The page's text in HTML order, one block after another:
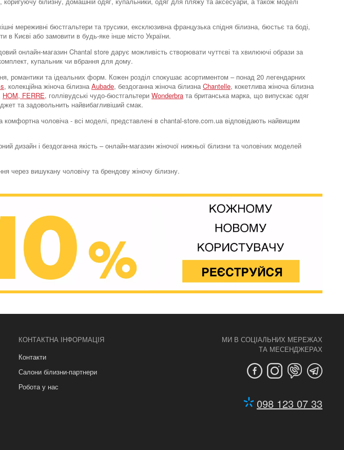
мереживні бюстгальтери та трусики, ексклюзивна французька спідня білизна, бюстьє та боді,
в Києві або замовити в будь-яке інше місто України.
онлайн-магазин Chantal store дарує можливість створювати чуттєві та хвилюючі образи за
купальник чи вбрання для дому.
романтики та ідеальних форм. Кожен розділ спокушає асортиментом – понад 20 легендарних
, колекційна жіноча білизнаAubade, бездоганна жіноча білизнаChantelle, кокетлива жіноча білизна
HOM, FERRE, голлівудські чудо-бюстгальтери Wonderbra та британська марка, що випускає одяг
та задовольнить найвибагливіший смак.
комфортна чоловіча - всі моделі, представлені в chantal-store.com.ua відповідають найвищим
дизайн і бездоганна якість – онлайн-магазин жіночої нижньої білизни та чоловічих моделей
через вишукану чоловічу та брендову жіночу білизну.
КОНТАКТНА ІНФОРМАЦІЯ
Контакти
Салони білизни-партнери
Робота у нас
МИ В СОЦІАЛЬНИХ МЕРЕЖАХ
ТА МЕСЕНДЖЕРАХ
098 123 07 33